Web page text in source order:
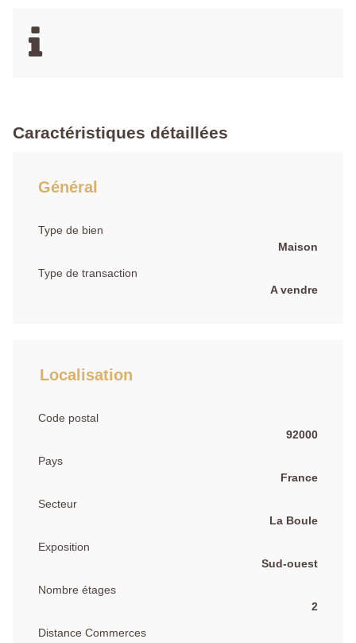
Caractéristiques détaillées
Général
Type de bien
Maison
Type de transaction
A vendre
Localisation
Code postal
92000
Pays
France
Secteur
La Boule
Exposition
Sud-ouest
Nombre étages
2
Distance Commerces